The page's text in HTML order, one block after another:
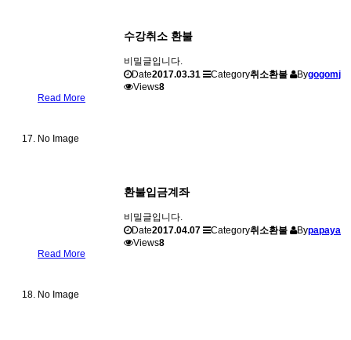
수강취소 환불
비밀글입니다.
Date2017.03.31 Category취소환불 Bygogomj
Views8
Read More
No Image
환불입금계좌
비밀글입니다.
Date2017.04.07 Category취소환불 Bypapaya
Views8
Read More
No Image